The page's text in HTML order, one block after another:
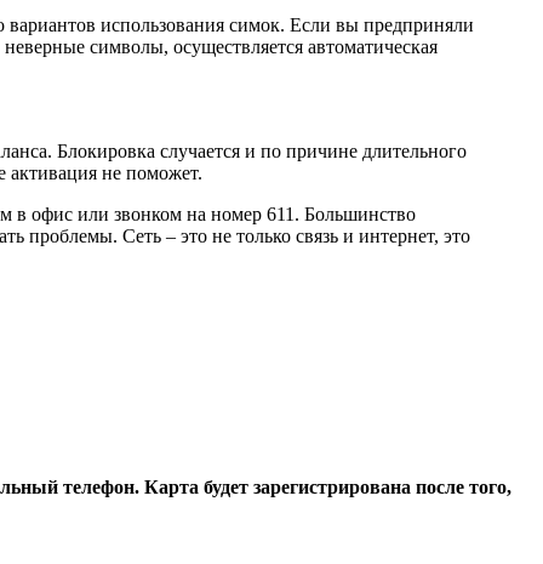
использования симок. Если вы предприняли
символы, осуществляется автоматическая
Блокировка случается и по причине длительного
активация не поможет.
в офис или звонком на номер 611. Большинство
проблемы. Сеть – это не только связь и интернет, это
телефон. Карта будет зарегистрирована после того,